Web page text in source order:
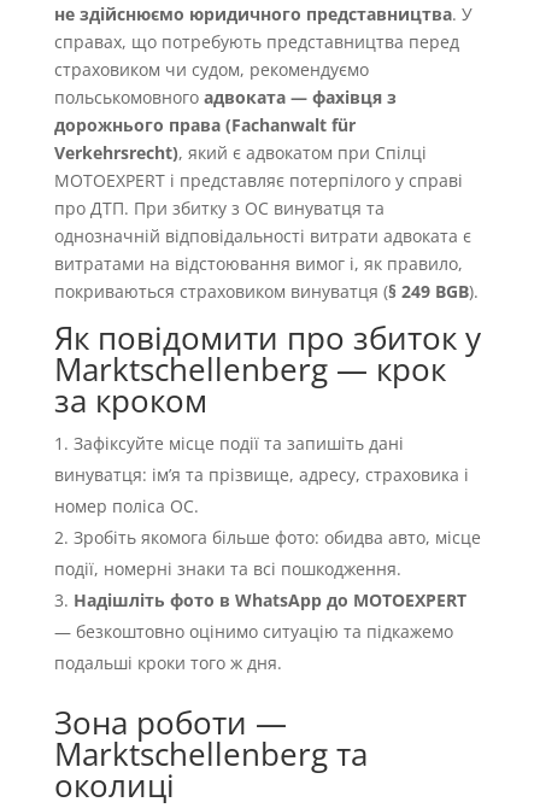
не здійснюємо юридичного представництва. У
справах, що потребують представництва перед
страховиком чи судом, рекомендуємо
польськомовного адвоката — фахівця з
дорожнього права (Fachanwalt für
Verkehrsrecht), який є адвокатом при Спілці
MOTOEXPERT і представляє потерпілого у справі
про ДТП. При збитку з OC винуватця та
однозначній відповідальності витрати адвоката є
витратами на відстоювання вимог і, як правило,
покриваються страховиком винуватця (§ 249 BGB).
Як повідомити про збиток у
Marktschellenberg — крок
за кроком
Зафіксуйте місце події та запишіть дані
винуватця: імʼя та прізвище, адресу, страховика і
номер поліса OC.
Зробіть якомога більше фото: обидва авто, місце
події, номерні знаки та всі пошкодження.
Надішліть фото в WhatsApp до MOTOEXPERT
— безкоштовно оцінимо ситуацію та підкажемо
подальші кроки того ж дня.
Зона роботи —
Marktschellenberg та
околиці